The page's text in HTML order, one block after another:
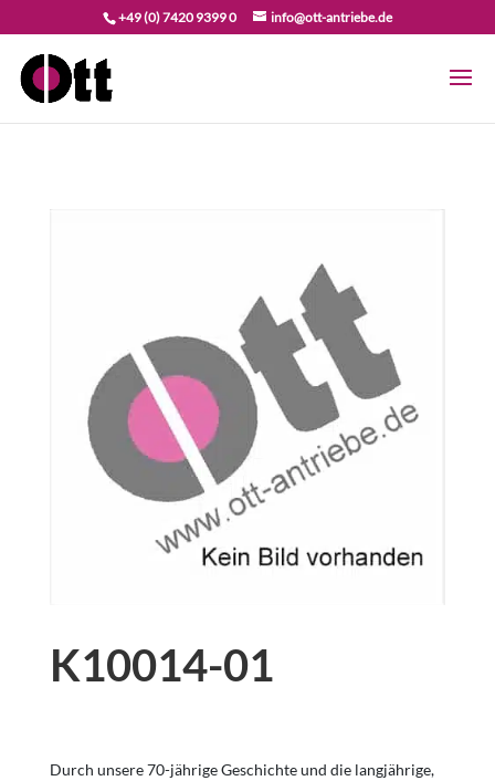
+49 (0) 7420 9399 0 info@ott-antriebe.de
K10014-01
Durch unsere 70-jährige Geschichte und die langjährige,